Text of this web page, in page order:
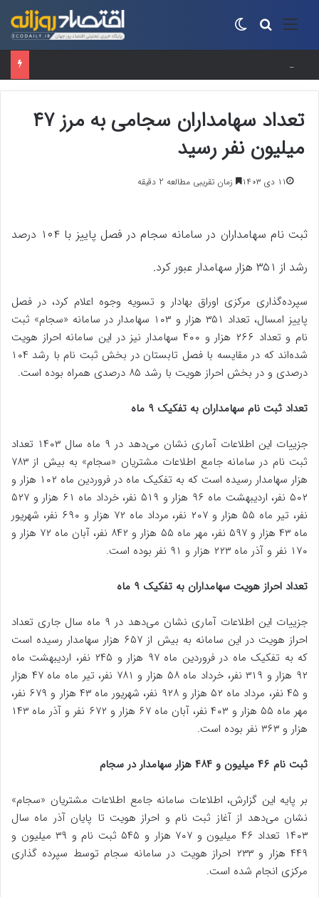
منو جستجو برای
تعداد سهامداران سجامی به مرز ۴۷
میلیون نفر رسید
۱۱ دی ۱۴۰۳ زمان تقریبی مطالعه 2 دقیقه
ثبت نام سهامداران در سامانه سجام در فصل پاییز با ۱۰۴ درصد
رشد از ۳۵۱ هزار سهامدار عبور کرد.
سپرده‌گذاری مرکزی اوراق بهادار و تسویه وجوه اعلام کرد، در فصل
پاییز امسال، تعداد ۳۵۱ هزار و ۱۰۳ سهامدار در سامانه «سجام» ثبت
نام و تعداد ۲۶۶ هزار و ۴۰۰ سهامدار نیز در این سامانه احراز هویت
شده‌اند که در مقایسه با فصل تابستان در بخش ثبت نام با رشد ۱۰۴
درصدی و در بخش احراز هویت با رشد ۸۵ درصدی همراه بوده است.
تعداد ثبت نام سهامداران به تفکیک ۹ ماه
جزییات این اطلاعات آماری نشان می‌دهد در ۹ ماه سال ۱۴۰۳ تعداد
ثبت نام در سامانه جامع اطلاعات مشتریان «سجام» به بیش از ۷۸۳
هزار سهامدار رسیده است که به تفکیک ماه در فروردین ماه ۱۰۲ هزار و
۵۰۲ نفر، اردیبهشت ماه ۹۶ هزار و ۵۱۹ نفر، خرداد ماه ۶۱ هزار و ۵۲۷
نفر، تیر ماه ۵۵ هزار و ۲۰۷ نفر، مرداد ماه ۷۲ هزار و ۶۹۰ نفر، شهریور
ماه ۴۳ هزار و ۵۹۷ نفر، مهر ماه ۵۵ هزار و ۸۴۲ نفر، آبان ماه ۷۲ هزار و
۱۷۰ نفر و آذر ماه ۲۲۳ هزار و ۹۱ نفر بوده است.
تعداد احراز هویت سهامداران به تفکیک ۹ ماه
جزییات این اطلاعات آماری نشان می‌دهد در ۹ ماه سال جاری تعداد
احراز هویت در این سامانه به بیش از ۶۵۷ هزار سهامدار رسیده است
که به تفکیک ماه در فروردین ماه ۹۷ هزار و ۲۴۵ نفر، اردیبهشت ماه
۹۲ هزار و ۳۱۹ نفر، خرداد ماه ۵۸ هزار و ۷۸۱ نفر، تیر ماه ماه ۴۷ هزار
و ۴۵ نفر، مرداد ماه ۵۲ هزار و ۹۲۸ نفر، شهریور ماه ۴۳ هزار و ۶۷۹ نفر،
مهر ماه ۵۵ هزار و ۴۰۳ نفر، آبان ماه ۶۷ هزار و ۶۷۲ نفر و آذر ماه ۱۴۳
هزار و ۳۶۳ نفر بوده است.
ثبت نام ۴۶ میلیون و ۴۸۴ هزار سهامدار در سجام
بر پایه این گزارش، اطلاعات سامانه جامع اطلاعات مشتریان «سجام»
نشان می‌دهد از آغاز ثبت نام و احراز هویت تا پایان آذر ماه سال
۱۴۰۳ تعداد ۴۶ میلیون و ۷۰۷ هزار و ۵۴۵ ثبت نام و ۳۹ میلیون و
۴۴۹ هزار و ۲۳۳ احراز هویت در سامانه سجام توسط سپرده گذاری
مرکزی انجام شده است.